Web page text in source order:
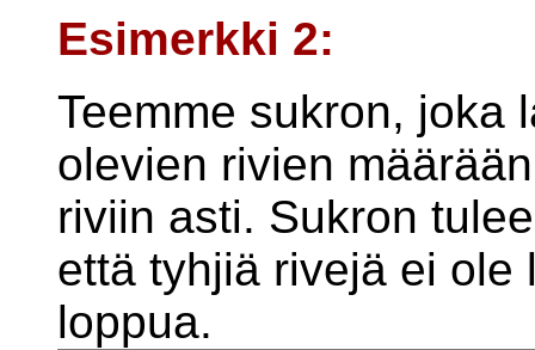
Esimerkki 2:
Teemme sukron, joka
olevien rivien
riviin asti. Sukron
että tyhjiä rivejä ei ole
loppua.